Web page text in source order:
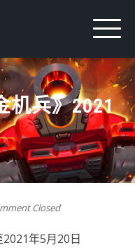
机兵》2021
Closed
年5月20日